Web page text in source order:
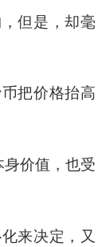
但是，却毫
把价格抬高
价值，也受
来决定，又